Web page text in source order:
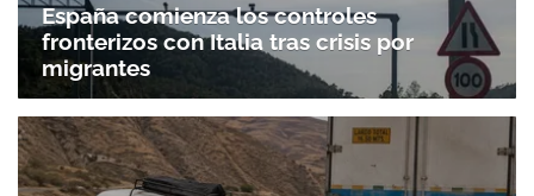
España comienza los controles
fronterizos con Italia tras crisis por
migrantes